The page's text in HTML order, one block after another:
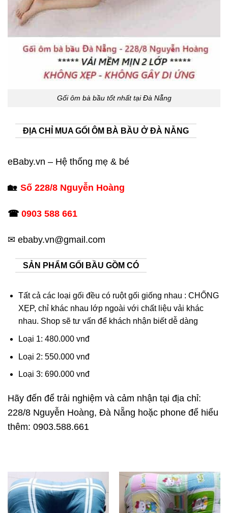
Gối ôm bà bầu tốt nhất tại Đà Nẵng
ĐỊA CHỈ MUA GỐI ÔM BÀ BẦU Ở ĐÀ NẴNG
eBaby.vn – Hệ thống mẹ & bé
🏡 Số 228/8 Nguyễn Hoàng
☎ 0903 588 661
✉ ebaby.vn@gmail.com
SẢN PHẨM GỐI BẦU GỒM CÓ
Tất cả các loại gối đều có ruột gối giống nhau : CHỐNG
XẸP, chỉ khác nhau lớp ngoài với chất liệu vải khác
nhau. Shop sẽ tư vấn để khách nhận biết dễ dàng
Loại 1: 480.000 vnđ
Loại 2: 550.000 vnđ
Loại 3: 690.000 vnđ
Hãy đến để trải nghiệm và cảm nhận tại địa chỉ:
228/8 Nguyễn Hoàng, Đà Nẵng hoặc phone để hiểu
thêm: 0903.588.661